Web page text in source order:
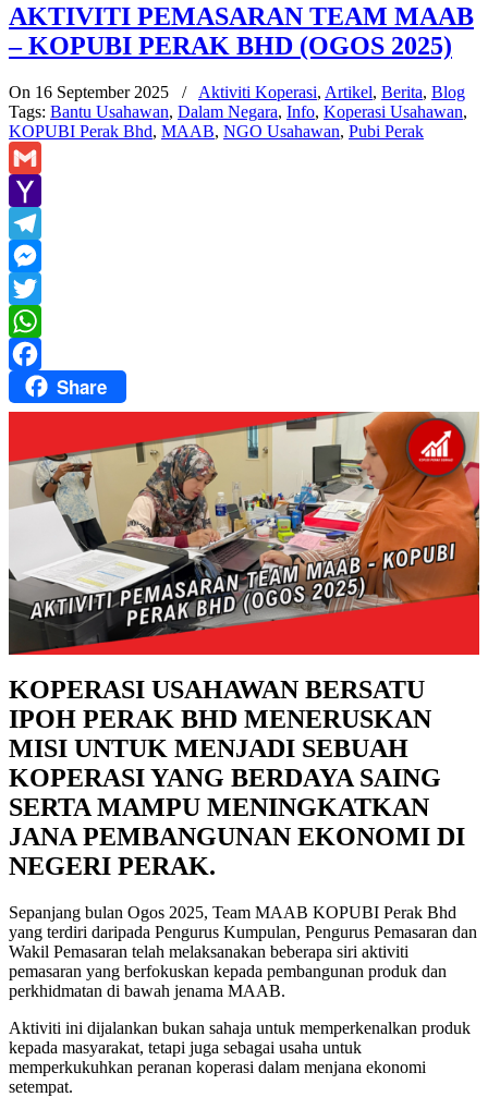
AKTIVITI PEMASARAN TEAM MAAB
– KOPUBI PERAK BHD (OGOS 2025)
On 16 September 2025 / Aktiviti Koperasi, Artikel, Berita, Blog
Tags: Bantu Usahawan, Dalam Negara, Info, Koperasi Usahawan,
KOPUBI Perak Bhd, MAAB, NGO Usahawan, Pubi Perak
Gmail
Yahoo
Mail
Telegram
Messenger
Twitter
WhatsApp
FacebookShare
KOPERASI USAHAWAN BERSATU
IPOH PERAK BHD MENERUSKAN
MISI UNTUK MENJADI SEBUAH
KOPERASI YANG BERDAYA SAING
SERTA MAMPU MENINGKATKAN
JANA PEMBANGUNAN EKONOMI DI
NEGERI PERAK.
Sepanjang bulan Ogos 2025, Team MAAB KOPUBI Perak Bhd
yang terdiri daripada Pengurus Kumpulan, Pengurus Pemasaran dan
Wakil Pemasaran telah melaksanakan beberapa siri aktiviti
pemasaran yang berfokuskan kepada pembangunan produk dan
perkhidmatan di bawah jenama MAAB.
Aktiviti ini dijalankan bukan sahaja untuk memperkenalkan produk
kepada masyarakat, tetapi juga sebagai usaha untuk
memperkukuhkan peranan koperasi dalam menjana ekonomi
setempat.